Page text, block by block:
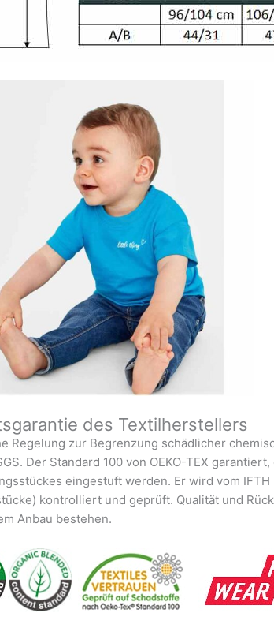
des Textilherstellers
Regelung zur Begrenzung schädlicher
Der Standard 100 von OEKO-TEX
eingestuft werden. Er wird vom
kontrolliert und geprüft. Qualität und
Anbau bestehen.